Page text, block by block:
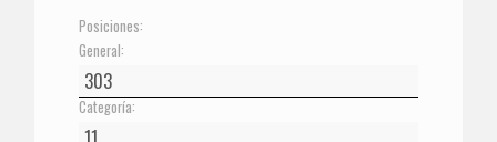
Posiciones:
General:
Categoría: